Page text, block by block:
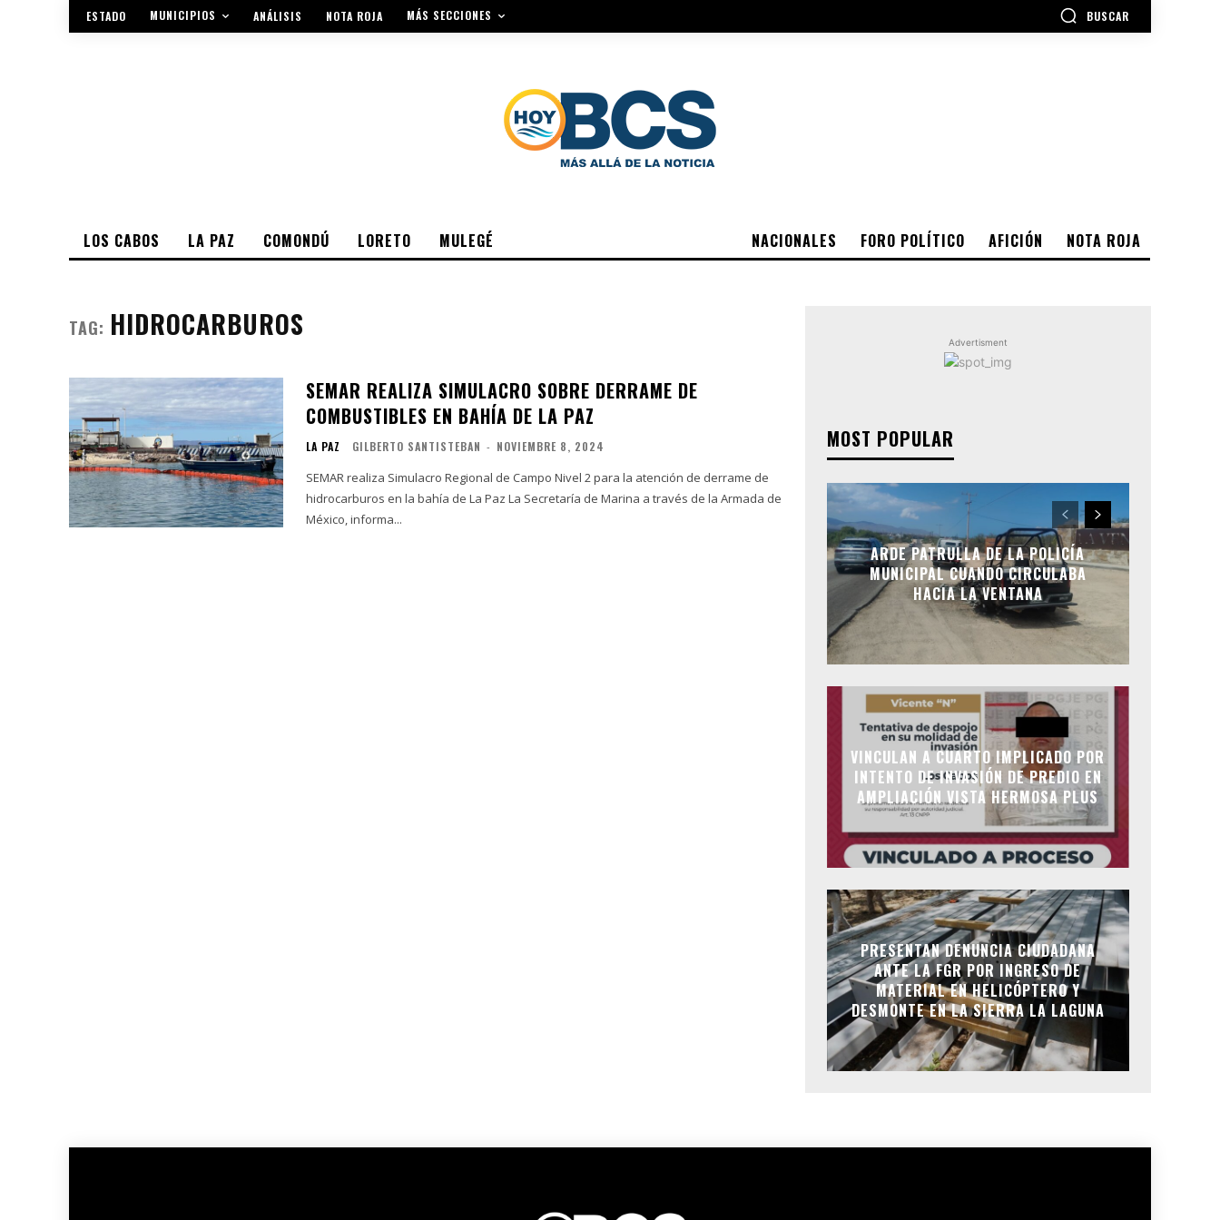
ESTADO MUNICIPIOS ANÁLISIS NOTA ROJA MÁS SECCIONES BUSCAR
NACIONALES FORO POLÍTICO AFICIÓN NOTA ROJA
LOS CABOS LA PAZ COMONDÚ LORETO MULEGÉ
TAG: HIDROCARBUROS
SEMAR REALIZA SIMULACRO SOBRE DERRAME DE
COMBUSTIBLES EN BAHÍA DE LA PAZ
LA PAZ GILBERTO SANTISTEBAN - NOVIEMBRE 8, 2024
SEMAR realiza Simulacro Regional de Campo Nivel 2 para la atención de derrame de
hidrocarburos en la bahía de La Paz La Secretaría de Marina a través de la Armada de
México, informa...
Advertisment
MOST POPULAR
ARDE PATRULLA DE LA POLICÍA
MUNICIPAL CUANDO CIRCULABA
HACIA LA VENTANA
VINCULAN A CUARTO IMPLICADO POR
INTENTO DE INVASIÓN DE PREDIO EN
AMPLIACIÓN VISTA HERMOSA PLUS
PRESENTAN DENUNCIA CIUDADANA
ANTE LA FGR POR INGRESO DE
MATERIAL EN HELICÓPTERO Y
DESMONTE EN LA SIERRA LA LAGUNA